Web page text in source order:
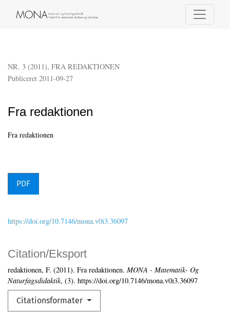
NR. 3 (2011), FRA REDAKTIONEN
Fra redaktionen
Publiceret 2011-09-27
Fra redaktionen
PDF
Citation/Eksport
redaktionen, F. (2011). Fra redaktionen. MONA - Matematik- Og
Naturfagsdidaktik, (3). https://doi.org/10.7146/mona.v0i3.36097
Citationsformater
https://doi.org/10.7146/mona.v0i3.36097